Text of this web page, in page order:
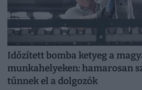
Időzített bomba ketyeg a
munkahelyeken: hamarosan
tűnnek el a dolgozók